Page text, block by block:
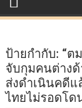
ป้ายกำกับ: “ต
จับกุมคนต่าง
ส่งดำเนินคดีแ
ไทยไม่รอดโด